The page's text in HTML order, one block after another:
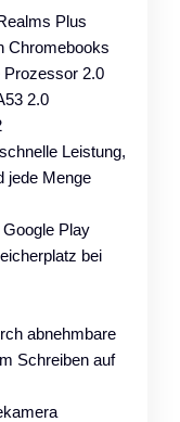
Plus
Chromebooks
Prozessor 2.0
2.0
Leistung,
jede Menge
Play
bei
abnehmbare
Schreiben auf